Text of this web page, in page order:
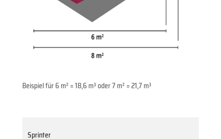
Beispiel für 6 m² = 18,6 m³ oder 7 m² = 21,7 m³
Sprinter